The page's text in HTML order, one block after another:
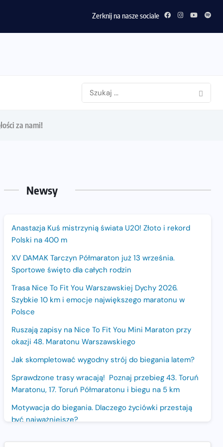
Zerknij na nasze sociale
za nami!
Newsy
Anastazja Kuś mistrzynią świata U20! Złoto i rekord
Polski na 400 m
XV DAMAK Tarczyn Półmaraton już 13 września.
Sportowe święto dla całych rodzin
Trasa Nice To Fit You Warszawskiej Dychy 2026.
Szybkie 10 km i emocje największego maratonu w
Polsce
Ruszają zapisy na Nice To Fit You Mini Maraton przy
okazji 48. Maratonu Warszawskiego
Jak skompletować wygodny strój do biegania latem?
Sprawdzone trasy wracają! Poznaj przebieg 43. Toruń
Maratonu, 17. Toruń Półmaratonu i biegu na 5 km
Motywacja do biegania. Dlaczego życiówki przestają
być najważniejsze?